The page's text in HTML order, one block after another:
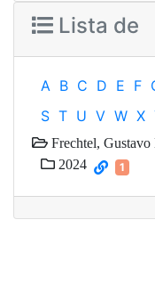
Lista de
A B C D E F
S T U V W X
Frechtel, Gustavo
2024 1